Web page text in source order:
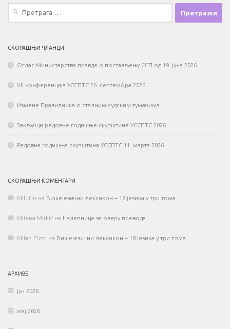
СКОРАШЊИ ЧЛАНЦИ
Оглас Министарства правде о постављењу ССП од 19. јуна 2026.
VII конференција УССПТС 26. септембра 2026.
Измене Правилника о сталним судским тумачима
Закључци редовне годишње скупштине УССПТС 2026.
Редовна годишња скупштина УССПТС 11. марта 2026.
СКОРАШЊИ КОМЕНТАРИ
MIlutin на Вишејезични лексикон – 18 језика у три тома
Milena Mirkić на Налепнице за оверу превода
Milan Fürst на Вишејезични лексикон – 18 језика у три тома
АРХИВЕ
јун 2026
мај 2026